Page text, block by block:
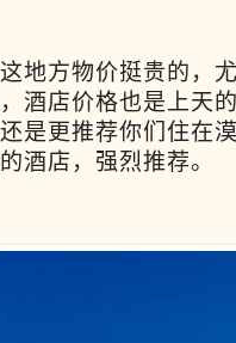
地方物价挺贵的，
酒店价格也是上天
是更推荐你们住在
酒店，强烈推荐。